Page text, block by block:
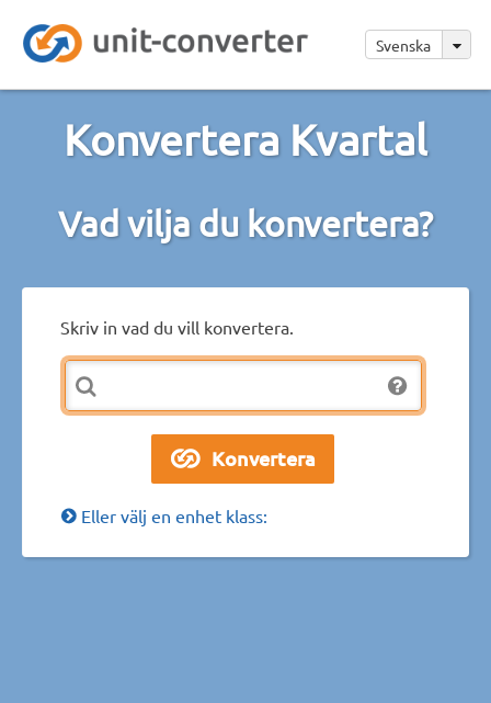
Svenska
Konvertera Kvartal
Vad vilja du konvertera?
Skriv in vad du vill konvertera.
Eller välj en enhet klass: